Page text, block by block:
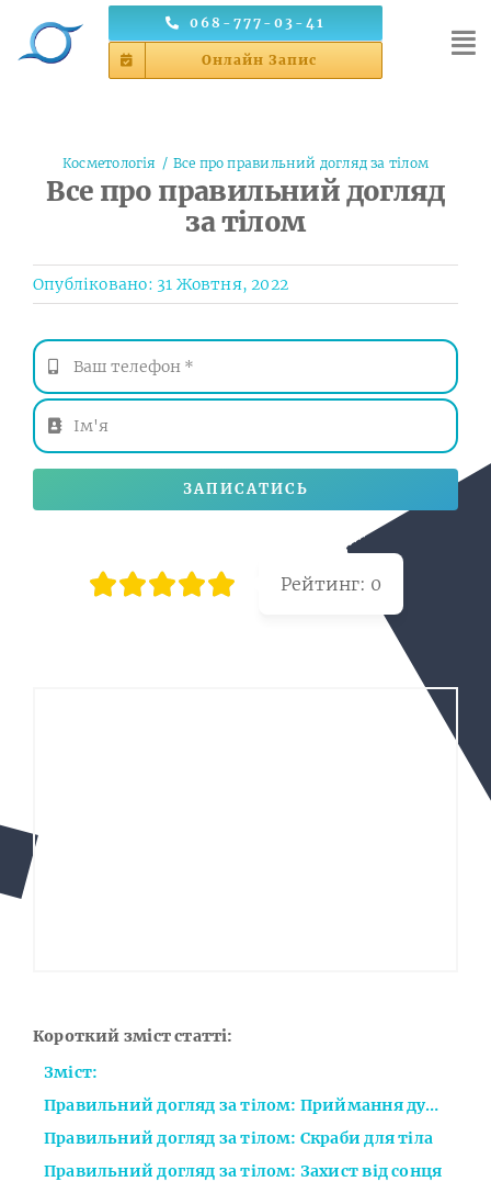
068-777-03-41
Онлайн Запис
Косметологія Все про правильний догляд за тілом
Все про правильний догляд
за тілом
Опубліковано: 31 Жовтня, 2022
ЗАПИСАТИСЬ
Рейтинг: 0
Короткий зміст статті:
Зміст:
Правильний догляд за тілом: Приймання душу
Правильний догляд за тілом: Скраби для тіла
Правильний догляд за тілом: Захист від сонця